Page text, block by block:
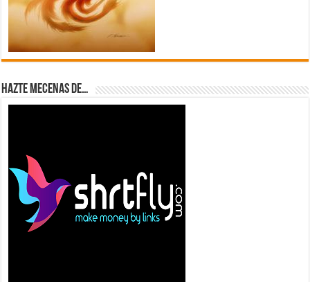
Hazte Mecenas de…